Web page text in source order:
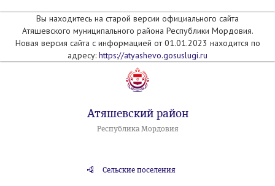
Вы находитесь на старой версии официального сайта
Атяшевского муниципального района Республики Мордовия.
Новая версия сайта с информацией от 01.01.2023 находится по
адресу: https://atyashevo.gosuslugi.ru
Атяшевский район
Республика Мордовия
Сельские поселения